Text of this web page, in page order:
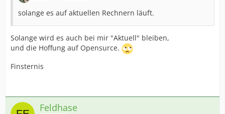
solange es auf aktuellen Rechnern läuft.
Solange wird es auch bei mir "Aktuell" bleiben,
und die Hoffung auf Opensurce.
Finsternis
Feldhase